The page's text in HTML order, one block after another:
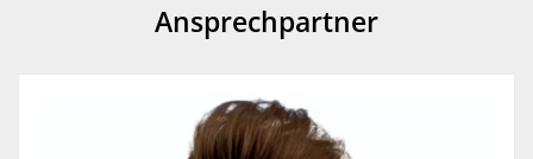
Ansprechpartner